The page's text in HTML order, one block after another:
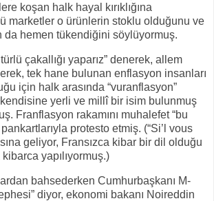
koşan halk hayal kırıklığına
marketler o ürünlerin stoklu olduğunu ve
da hemen tükendiğini söylüyormuş.
çakallığı yaparız” denerek, allem
tek hane bulunan enflasyon insanları
için halk arasında “vuranflasyon”
yerli ve millî bir isim bulunmuş
Franflasyon rakamını muhalefet “bu
protesto etmiş. (“Si’l vous
geliyor, Fransızca kibar bir dil olduğu
yapılıyormuş.)
bahsederken Cumhurbaşkanı M-
diyor, ekonomi bakanı Noireddin